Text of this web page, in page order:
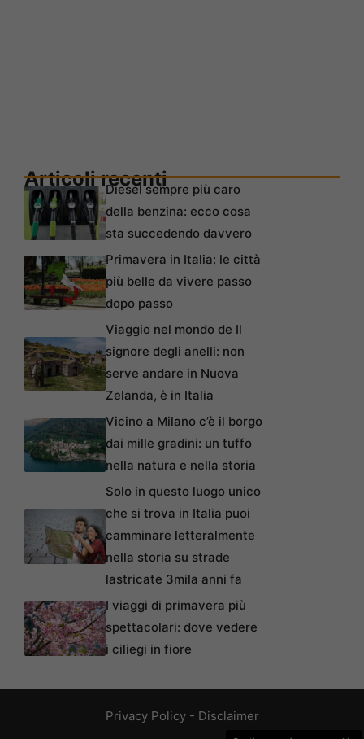
Articoli recentiDiesel sempre più caro
della benzina: ecco cosa
sta succedendo davvero
Primavera in Italia: le città
più belle da vivere passo
dopo passo
Viaggio nel mondo de Il
signore degli anelli: non
serve andare in Nuova
Zelanda, è in Italia
Vicino a Milano c’è il borgo
dai mille gradini: un tuffo
nella natura e nella storia
Solo in questo luogo unico
che si trova in Italia puoi
camminare letteralmente
nella storia su strade
lastricate 3mila anni fa
I viaggi di primavera più
spettacolari: dove vedere
i ciliegi in fiore
Privacy Policy- Disclaimer